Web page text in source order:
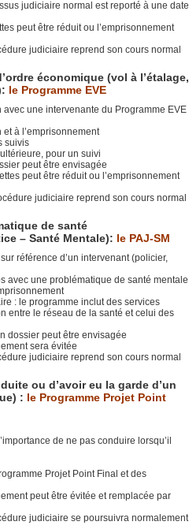
judiciaire normal est reporté à une date
peut être réduit ou l’emprisonnement
judiciaire reprend son cours normal
économique (vol à l’étalage,
le Programme EVE
une intervenante du Programme EVE
à l’emprisonnement
suivis
pour un suivi
peut être envisagée
peut être réduit ou l’emprisonnement
judiciaire reprend son cours normal
de santé
– Santé Mentale): le PAJ-SM
référence d’un intervenant (policier,
avec une problématique de santé mentale
: le programme inclut des services
entre le réseau de la santé et celui des
dossier peut être envisagée
sera évitée
judiciaire reprend son cours normal
ou d’avoir eu la garde d’un
: le Programme Projet Point
de ne pas conduire lorsqu’il
Projet Point Final et des
peut être évitée et remplacée par
judiciaire se poursuivra normalement